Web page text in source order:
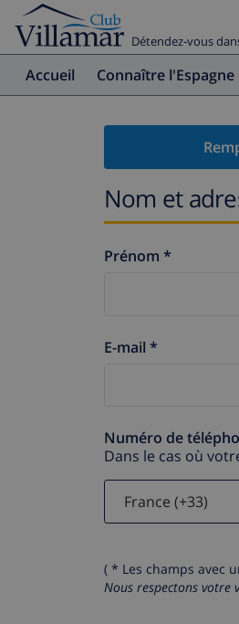
Détendez-vous
Accueil Connaître l'Espagne
Nom et
Prénom *
E-mail *
Numéro de
Dans le cas où
( * Les champs avec
Nous respectons votre